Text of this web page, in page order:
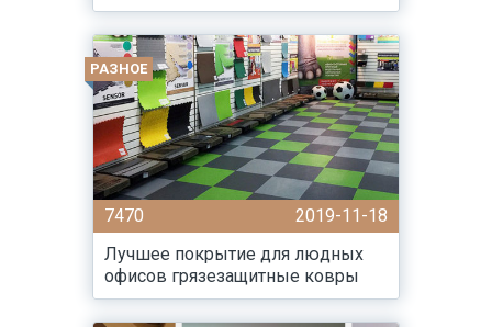
РАЗНОЕ
7470
2019-11-18
Лучшее покрытие для людных
офисов грязезащитные ковры